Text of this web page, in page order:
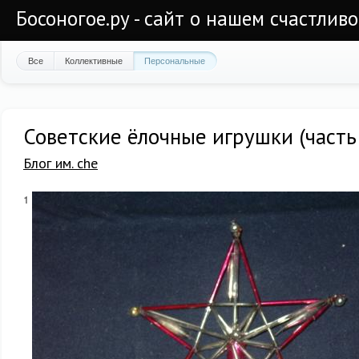
Босоногое.ру - сайт о нашем
Все Коллективные Персональные
Советские ёлочные игрушки
Блог им. che
1